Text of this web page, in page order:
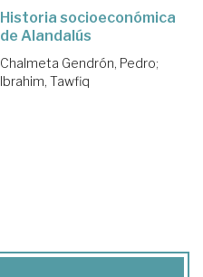
Historia socioeconómica
de Alandalús
Chalmeta Gendrón, Pedro;
Ibrahim, Tawfiq